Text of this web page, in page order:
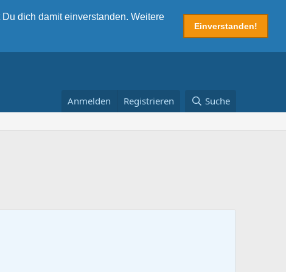
dich damit einverstanden. Weitere
Einverstanden!
Anmelden Registrieren Suche